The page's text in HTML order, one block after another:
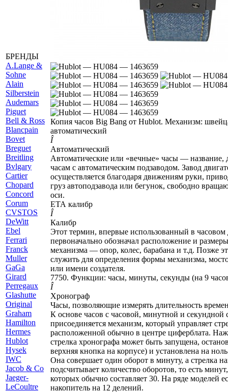
БРЕНДЫ
A.Lange &
Sohne
Alain
Silberstein
Audemars
Piguet
Bell & Ross
Blancpain
Bovet
Breguet
Breitling
Bvlgary
Cartier
Chopard
Concord
Corum
CVSTOS
DeWitt
Ebel
Ferrari
Franck
Muller
GaGa
Girard
Perregaux
Glashutte
Original
Graham
Hamilton
Hermes
Hublot
Hysek
IWC
Jacob & Co
Jaeger-
LeCoultre
Копия часов Big Bang от Hublot. Механизм:
автоматический
Î
Автоматический
Автоматические или «вечные» часы — название,
часам с автоматическим подзаводом. Завод
осуществляется благодаря движениям руки,
груз автоподзавода или бегунок, свободно
оси.
ЕТА калибр
Î
Калибр
Этот термин, впервые использованный в часовом
первоначально обозначал расположение и
механизма — опор, колес, барабана и т.д. Позже
служить для определения формы механизма,
или имени создателя.
7750. Функции: часы, минуты, секунды (на 9
Î
Хронограф
Часы, позволяющие измерять длительность
К основе часов с часовой, минутной и секундной
присоединяется механизм, который управляет
расположенной обычно в центре циферблата.
стрелка хронографа может быть запущена,
верхняя кнопка на корпусе) и установлена на
Она совершает один оборот в минуту, а стрелка
подсчитывает количество оборотов, то есть
которых обычно составляет 30. На ряде моделей
накопитель на 12 делений.